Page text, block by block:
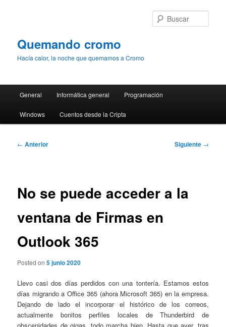
Quemando cromo
Hacía calor, la noche que quemamos a Cromo
principal
General Informática general Programación
Windows Cuentos desde la Cripta
Navegación
← Anterior Siguiente →
No se puede acceder a la
ventana de Firmas en
Outlook 365
Posted on5 junio 2020
Llevo casi dos días perdidos con una tontería. Estamos estos
días migrando a Office 365 (ahora Microsoft 365) en la empresa.
Dejando de lado el incorporar el histórico de los correos,
actualmente bonitos perfiles locales de Thunderbird de